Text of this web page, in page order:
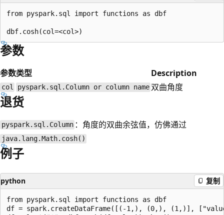
from pyspark.sql import functions as dbf
参数
参数类型 Description
col pyspark.sql.Column or column name 双曲角度
退货
pyspark.sql.Column ：角度的双曲余弦值，仿佛通过
java.lang.Math.cosh()
例子
python 复制
from pyspark.sql import functions as dbf
df = spark.createDataFrame([(-1,), (0,), (1,)],